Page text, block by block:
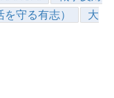
守る有志）
大